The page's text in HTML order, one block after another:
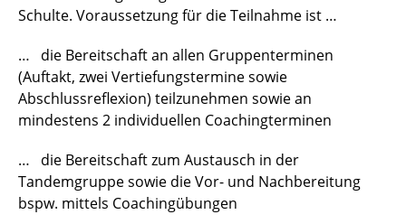
Schulte. Voraussetzung für die Teilnahme ist …
… die Bereitschaft an allen Gruppenterminen
(Auftakt, zwei Vertiefungstermine sowie
Abschlussreflexion) teilzunehmen sowie an
mindestens 2 individuellen Coachingterminen
… die Bereitschaft zum Austausch in der
Tandemgruppe sowie die Vor- und Nachbereitung
bspw. mittels Coachingübungen